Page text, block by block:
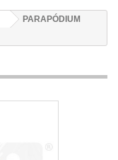
PARAPÓDIUM